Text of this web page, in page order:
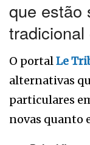
que estão
O portalLe
alternativas
particulares
novas quanto